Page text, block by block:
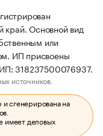
край. Основной вид
или
ИП присвоены
318237500076937.
источников.
сгенерирована на
имеет деловых